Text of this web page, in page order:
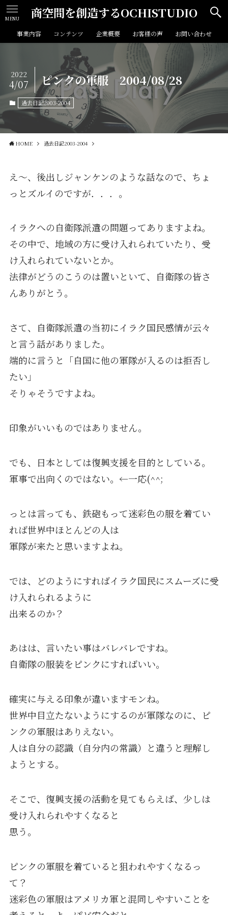
商空間を創造するOCHISTUDIO
MENU
事業内容 コンテンツ 企業概要 お客様の声 お問い合わせ
ピンクの軍服 2004/08/28
2022
4/07
過去日記2003-2004
HOME 過去日記2003-2004
え～、後出しジャンケンのような話なので、ちょ
っとズルイのですが．．．。
イラクへの自衛隊派遣の問題ってありますよね。
その中で、地域の方に受け入れられていたり、受
け入れられていないとか。
法律がどうのこうのは置いといて、自衛隊の皆さ
んありがとう。
さて、自衛隊派遣の当初にイラク国民感情が云々
と言う話がありました。
端的に言うと「自国に他の軍隊が入るのは拒否し
たい」
そりゃそうですよね。
印象がいいものではありません。
でも、日本としては復興支援を目的としている。
軍事で出向くのではない。←一応(^^;
っとは言っても、鉄砲もって迷彩色の服を着てい
れば世界中ほとんどの人は
軍隊が来たと思いますよね。
では、どのようにすればイラク国民にスムーズに受
け入れられるように
出来るのか？
あはは、言いたい事はバレバレですね。
自衛隊の服装をピンクにすればいい。
確実に与える印象が違いますモンね。
世界中目立たないようにするのが軍隊なのに、ピ
ンクの軍服はありえない。
人は自分の認識（自分内の常識）と違うと理解し
ようとする。
そこで、復興支援の活動を見てもらえば、少しは
受け入れられやすくなると
思う。
ピンクの軍服を着ていると狙われやすくなるっ
て？
迷彩色の軍服はアメリカ軍と混同しやすいことを